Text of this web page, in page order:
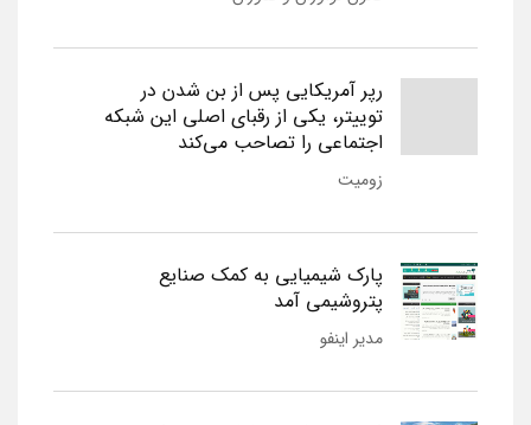
رپر آمریکایی پس از بن شدن در
توییتر، یکی از رقبای اصلی این شبکه
اجتماعی را تصاحب می‌کند
زومیت
پارک شیمیایی به کمک صنایع
پتروشیمی آمد
مدیر اینفو